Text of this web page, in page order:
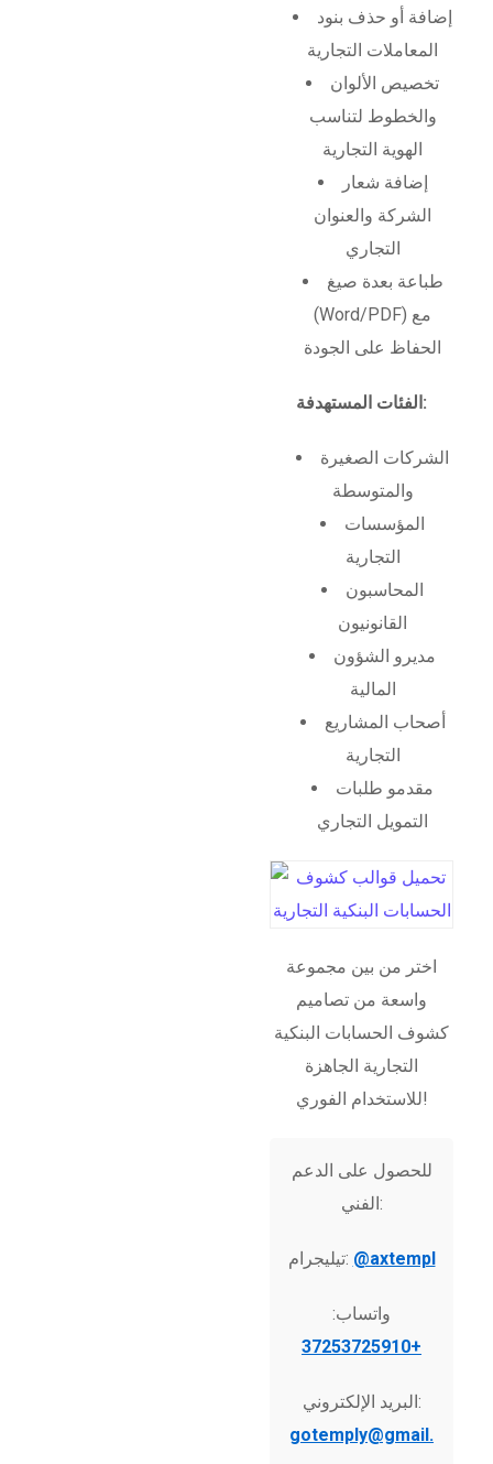
إضافة أو حذف بنود
المعاملات التجارية
تخصيص الألوان
والخطوط لتناسب
الهوية التجارية
إضافة شعار
الشركة والعنوان
التجاري
طباعة بعدة صيغ
(Word/PDF) مع
الحفاظ على الجودة
الفئات المستهدفة:
الشركات الصغيرة
والمتوسطة
المؤسسات
التجارية
المحاسبون
القانونيون
مديرو الشؤون
المالية
أصحاب المشاريع
التجارية
مقدمو طلبات
التمويل التجاري
اختر من بين مجموعة
واسعة من تصاميم
كشوف الحسابات البنكية
التجارية الجاهزة
للاستخدام الفوري!
للحصول على الدعم
الفني:
تيليجرام: @axtempl
واتساب:
+37253725910
البريد الإلكتروني:
gotemply@gmail.